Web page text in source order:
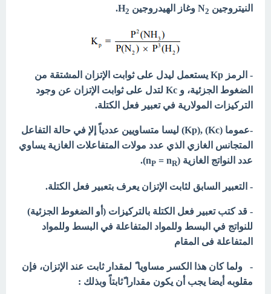
النيتروجين N 2 وغاز الھيدروجين H 2
.
- الرمز Kp يستعمل ليدل على ثوابت الإتزان المشتقة من
الضغوط الجزئية، و Kc لتدل على ثوابت الإتزان عن وجود
التركيزات المولارية في تعبير فعل الكتلة.
-عموما (Kc) ,(Kp) ليسا متساويين
عددياً إلإ في حالة التفاعل
المتجانس الغازي الذي عدد مولات المتفاعلات الغازية يساوي
عدد النواتج الغازية (n
P = nR
).
- التعبير السابق لثابت الإتزان يعرف بتعبير فعل الكتلة.
- قد كتب تعبير فعل الكتلة بالتركيزات (أو الضغوط الجزئية)
للنواتج في البسط وللمواد المتفاعلة في البسط وللمواد
المتفاعلة فى المقام
- ولما كان ھذا الكسر مساويا ً لمقدار ثابت عند الإتزان، فإن
مقلوبه أيضا يجب أن يكون مقدارا ًثابتاً وبذلك :